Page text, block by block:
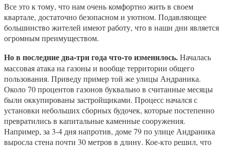
Все это к тому, что нам очень комфортно жить в своем
квартале, достаточно безопасном и уютном. Подавляющее
большинство жителей имеют работу, что в наши дни является
огромным преимуществом.
Но в последние два-три года что-то изменилось.Началась
массовая атака на газоны и вообще территории общего
пользования. Приведу пример той же улицы Андраника.
Около 70 процентов газонов буквально в считанные месяцы
были оккупированы застройщиками. Процесс начался с
установки небольших сборных будочек, которые постепенно
превратились в капитальные каменные сооружения.
Например, за 3-4 дня напротив, доме 79 по улице Андраника
выросла стена почти 30 метров в длину. Кое-кто решил, что